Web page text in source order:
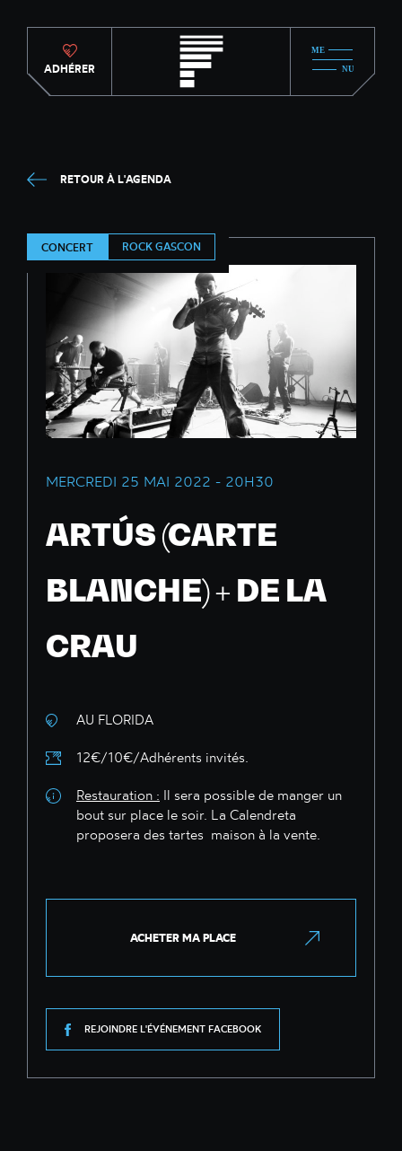
ADHÉRER
RETOUR À L'AGENDA
CONCERT ROCK GASCON
MERCREDI 25 MAI 2022 - 20H30
ARTÚS (CARTE
BLANCHE) + DE LA
CRAU
AU FLORIDA
12€/10€/Adhérents invités.
Restauration : Il sera possible de manger un
bout sur place le soir. La Calendreta
proposera des tartes maison à la vente.
ACHETER MA PLACE
REJOINDRE L'ÉVÉNEMENT FACEBOOK